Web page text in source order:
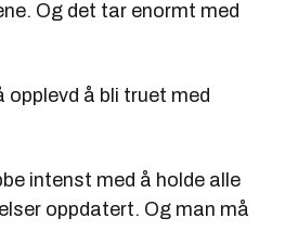
Og det tar enormt med
opplevd å bli truet med
intenst med å holde alle
oppdatert. Og man må